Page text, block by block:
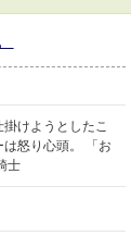
けようとしたこ
怒り心頭。 「お
士